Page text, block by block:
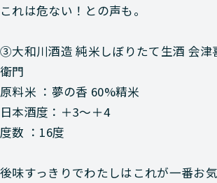
これは危ない！との声も。
③大和川酒造 純米しぼりたて生酒 会津
衛門
原料米 ：夢の香 60%精米
日本酒度：＋3～＋4
度数 ：16度
後味すっきりでわたしはこれが一番お